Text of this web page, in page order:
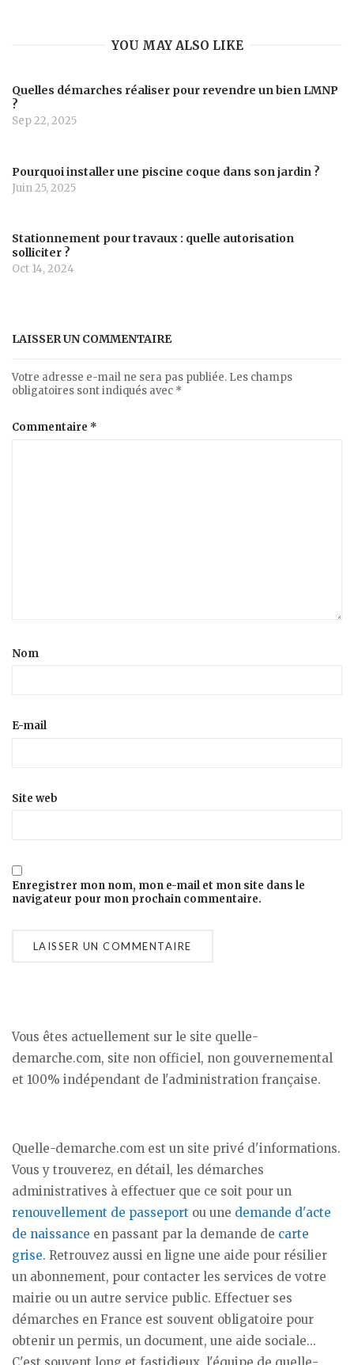
YOU MAY ALSO LIKE
Quelles démarches réaliser pour revendre un bien LMNP
?
Sep 22, 2025
Pourquoi installer une piscine coque dans son jardin ?
Juin 25, 2025
Stationnement pour travaux : quelle autorisation
solliciter ?
Oct 14, 2024
LAISSER UN COMMENTAIRE
Votre adresse e-mail ne sera pas publiée. Les champs
obligatoires sont indiqués avec *
Commentaire *
Nom
E-mail
Site web
Enregistrer mon nom, mon e-mail et mon site dans le
navigateur pour mon prochain commentaire.
Vous êtes actuellement sur le site quelle-
demarche.com, site non officiel, non gouvernemental
et 100% indépendant de l'administration française.
Quelle-demarche.com est un site privé d'informations.
Vous y trouverez, en détail, les démarches
administratives à effectuer que ce soit pour un
renouvellement de passeport ou une demande d'acte
de naissance en passant par la demande de carte
grise. Retrouvez aussi en ligne une aide pour résilier
un abonnement, pour contacter les services de votre
mairie ou un autre service public. Effectuer ses
démarches en France est souvent obligatoire pour
obtenir un permis, un document, une aide sociale...